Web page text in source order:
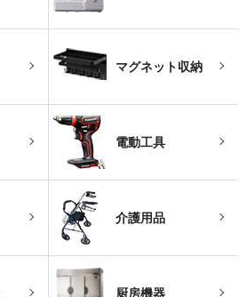
マグネット収納
電動工具
介護用品
厨房機器